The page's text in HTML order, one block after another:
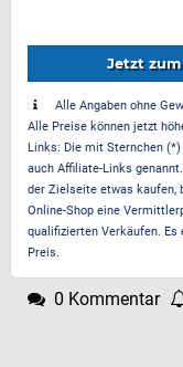
Jetzt
Alle Angaben ohne
Alle Preise können jetzt
Links: Die mit Sternchen
auch Affiliate-Links
der Zielseite etwas kaufen,
Online-Shop eine
qualifizierten Verkäufen.
Preis.
0 Kommentar